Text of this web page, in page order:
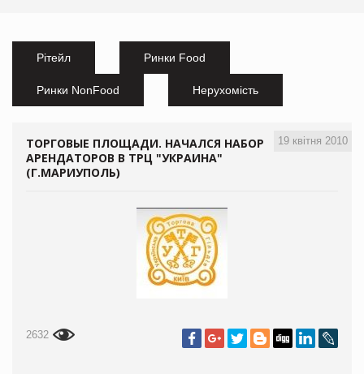
Рітейл Ринки Food
Ринки NonFood Нерухомість
19 квітня 2010
ТОРГОВЫЕ ПЛОЩАДИ. НАЧАЛСЯ НАБОР
АРЕНДАТОРОВ В ТРЦ "УКРАИНА"
(Г.МАРИУПОЛЬ)
2632